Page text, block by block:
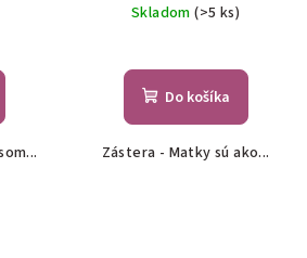
Skladom(>5 ks)
Do košíka
Zástera - Matky sú ako...